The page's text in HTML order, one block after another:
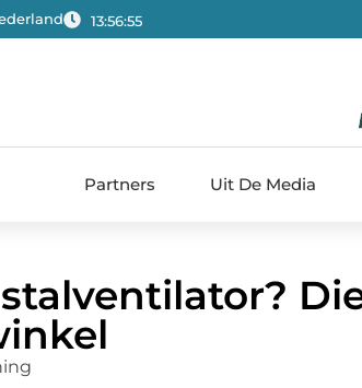
13:56:56
Partners Uit De Media